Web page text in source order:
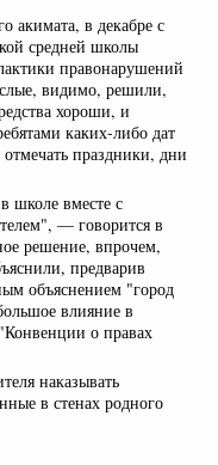
акимата, в декабре с
средней школы
правонарушений
видимо, решили,
хороши, и
каких-либо дат
праздники, дни
школе вместе с
— говорится в
решение, впрочем,
предварив
объяснением "город
влияние в
о правах
наказывать
в стенах родного